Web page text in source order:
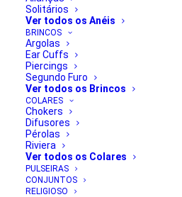
Solitários
Ver todos os Anéis
BRINCOS
Argolas
Ear Cuffs
Piercings
Segundo Furo
Ver todos os Brincos
COLARES
Chokers
Difusores
Pérolas
Riviera
Ver todos os Colares
PULSEIRAS
CONJUNTOS
RELIGIOSO